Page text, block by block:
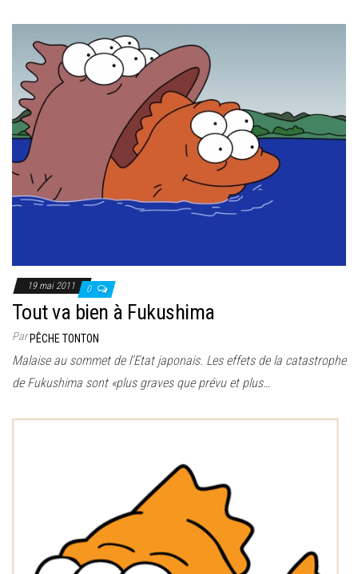
19 mai 2011 0
Tout va bien à Fukushima
ParPÊCHE TONTON
Malaise au sommet de l’Etat japonais. Les effets de la catastrophe
de Fukushima sont «plus graves que prévu et plus…